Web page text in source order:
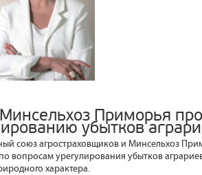
Приморья
убытков
союз агростраховщиков и Минсельхоз
вопросам урегулирования убытков
характера.